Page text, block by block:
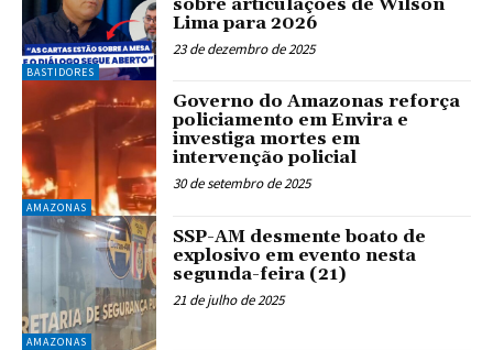
BASTIDORES
Lima para 2026
23 de dezembro de 2025
AMAZONAS
Governo do Amazonas reforça
policiamento em Envira e
investiga mortes em
intervenção policial
30 de setembro de 2025
AMAZONAS
SSP-AM desmente boato de
explosivo em evento nesta
segunda-feira (21)
21 de julho de 2025